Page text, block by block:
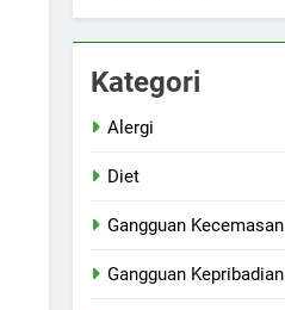
Kategori
Alergi
Diet
Gangguan Kecemasan
Gangguan Kepribadian